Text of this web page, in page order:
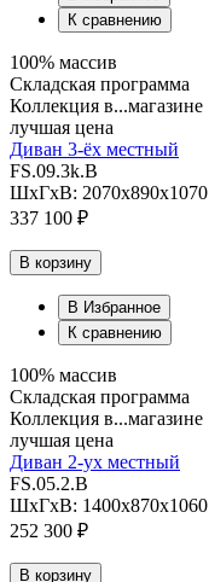
К сравнению
100% массив
Складская программа
Коллекция в...магазине
лучшая цена
Диван 3-ёх местный
FS.09.3k.B
ШхГхВ: 2070х890х1070
337 100 ₽
В корзину
В Избранное
К сравнению
100% массив
Складская программа
Коллекция в...магазине
лучшая цена
Диван 2-ух местный
FS.05.2.B
ШхГхВ: 1400х870х1060
252 300 ₽
В корзину